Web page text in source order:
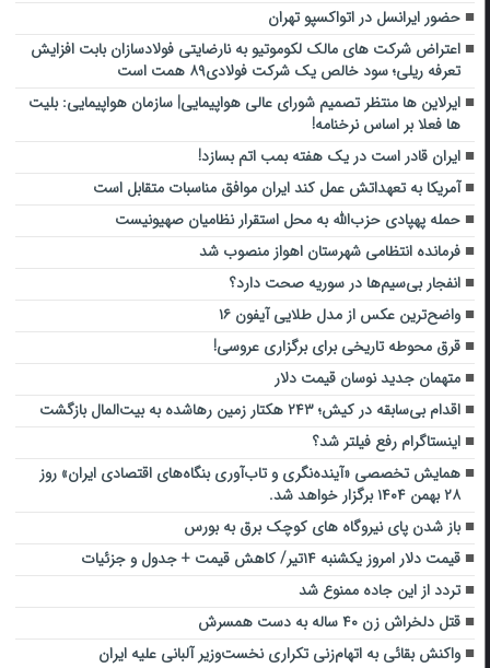
حضور ایرانسل در اتواکسپو تهران
اعتراض شرکت‌ های مالک لکوموتیو به نارضایتی فولادسازان بابت افزایش
تعرفه ریلی؛ سود خالص یک شرکت‌ فولادی۸۹ همت است
ایرلاین ها منتظر تصمیم شورای عالی هواپیمایی| سازمان هواپیمایی: بلیت
ها فعلا بر اساس نرخنامه!
ایران قادر است در یک هفته بمب اتم بسازد!
آمریکا به تعهداتش عمل کند ایران موافق مناسبات متقابل است
حمله پهپادی حزب‌الله به محل استقرار نظامیان صهیونیست
فرمانده انتظامی شهرستان اهواز منصوب شد
انفجار بی‌سیم‌ها در سوریه صحت دارد؟
واضح‌ترین عکس از مدل طلایی آیفون ۱۶
قرق محوطه تاریخی برای برگزاری عروسی!
متهمان جدید نوسان قیمت دلار
اقدام بی‌سابقه در کیش؛ ۲۴۳ هکتار زمین رهاشده به بیت‌المال بازگشت
اینستاگرام رفع فیلتر شد؟
همایش تخصصی «آینده‌نگری و تاب‌آوری بنگاه‌های اقتصادی ایران» روز
۲۸ بهمن ۱۴۰۴ برگزار خواهد شد.
باز شدن پای نیروگاه های کوچک برق به بورس
قیمت دلار امروز یکشنبه ۱۴تیر/ کاهش قیمت + جدول و جزئیات
تردد از این جاده ممنوع شد
قتل دلخراش زن ۴۰ ساله به دست همسرش
واکنش بقائی به اتهام‌زنی تکراری نخست‌وزیر آلبانی علیه ایران